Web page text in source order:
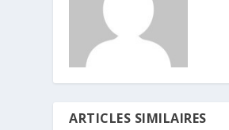
ARTICLES SIMILAIRES